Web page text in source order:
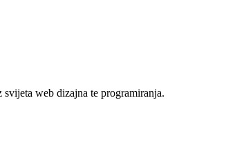
web dizajna te programiranja.